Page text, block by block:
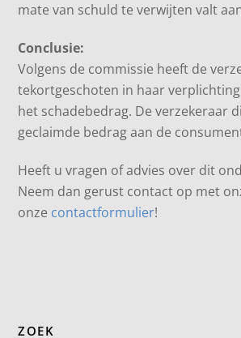
mate van schuld te verwijten valt
Conclusie:
Volgens de commissie heeft de
tekortgeschoten in haar
het schadebedrag. De verzekeraar
geclaimde bedrag aan de
Heeft u vragen of advies over dit
Neem dan gerust contact op met
onze contactformulier!
ZOEK